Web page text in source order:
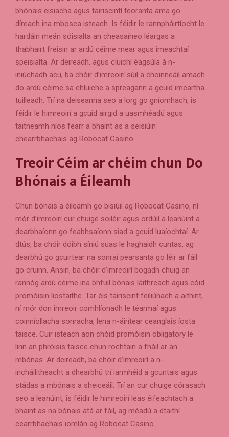
bhónais eisiacha agus tairiscintí teoranta ama go
díreach ina mbosca isteach. Is féidir le rannpháirtíocht le
hardáin meán sóisialta an cheasaíneo léargas a
thabhairt freisin ar ardú céime mear agus imeachtaí
speisialta. Ar deireadh, agus cluichí éagsúla á n-
iniúchadh acu, ba chóir d’imreoirí súil a choinneáil amach
do ardú céime sa chluiche a spreagann a gcuid imeartha
tuilleadh. Trí na deiseanna seo a lorg go gníomhach, is
féidir le himreoirí a gcuid airgid a uasmhéadú agus
taitneamh níos fearr a bhaint as a seisiúin
chearrbhachais ag Robocat Casino.
Treoir Céim ar chéim chun Do
Bhónais a Éileamh
Chun bónais a éileamh go bisiúil ag Robocat Casino, ní
mór d’imreoirí cur chuige soiléir agus ordúil a leanúint a
dearbhaíonn go feabhsaíonn siad a gcuid luaíochtaí. Ar
dtús, ba chóir dóibh síniú suas le haghaidh cuntas, ag
dearbhú go gcuirtear na sonraí pearsanta go léir ar fáil
go cruinn. Ansin, ba chóir d’imreoirí bogadh chuig an
rannóg ardú céime ina bhfuil bónais láithreach agus cóid
promóisin liostaithe. Tar éis tairiscint feiliúnach a aithint,
ní mór don imreoir comhlíonadh le téarmaí agus
coinníollacha sonracha, lena n-áirítear ceanglais íosta
taisce. Cuir isteach aon chóid promóisin obligatory le
linn an phróisis taisce chun rochtain a fháil ar an
mbónas. Ar deireadh, ba chóir d’imreoirí a n-
incháilitheacht a dhearbhú trí iarmhéid a gcuntais agus
stádas a mbónais a sheiceáil. Trí an cur chuige córasach
seo a leanúint, is féidir le himreoirí leas éifeachtach a
bhaint as na bónais atá ar fáil, ag méadú a dtaithí
cearrbhachais iomlán ag Robocat Casino.